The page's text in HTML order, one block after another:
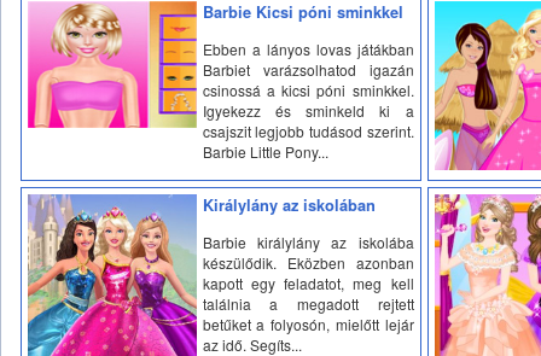
Barbie Kicsi póni sminkkel
Ebben a lányos lovas játákban
Barbiet varázsolhatod igazán
csinossá a kicsi póni sminkkel.
Igyekezz és sminkeld ki a
csajszit legjobb tudásod szerint.
Barbie Little Pony...
Királylány az iskolában
Barbie királylány az iskolába
készülődik. Eközben azonban
kapott egy feladatot, meg kell
találnia a megadott rejtett
betűket a folyosón, mielőtt lejár
az idő. Segíts...